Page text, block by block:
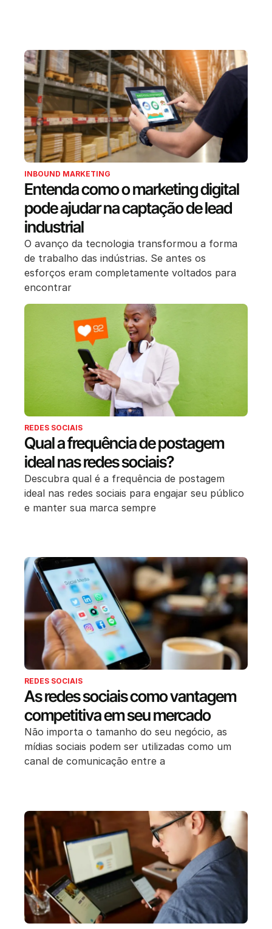
INBOUND MARKETING
Entenda como o marketing digital
pode ajudar na captação de lead
industrial
O avanço da tecnologia transformou a forma
de trabalho das indústrias. Se antes os
esforços eram completamente voltados para
encontrar
REDES SOCIAIS
Qual a frequência de postagem
ideal nas redes sociais?
Descubra qual é a frequência de postagem
ideal nas redes sociais para engajar seu público
e manter sua marca sempre
REDES SOCIAIS
As redes sociais como vantagem
competitiva em seu mercado
Não importa o tamanho do seu negócio, as
mídias sociais podem ser utilizadas como um
canal de comunicação entre a